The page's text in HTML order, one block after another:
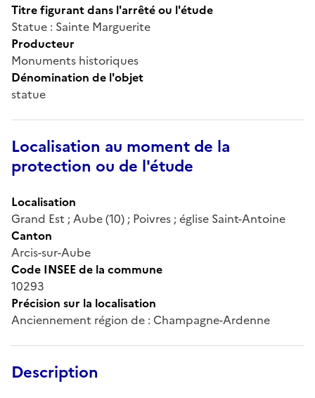
Titre figurant dans l'arrêté ou l'étude
Statue : Sainte Marguerite
Producteur
Monuments historiques
Dénomination de l'objet
statue
Localisation au moment de la
protection ou de l'étude
Localisation
Grand Est ; Aube (10) ; Poivres ; église Saint-Antoine
Canton
Arcis-sur-Aube
Code INSEE de la commune
10293
Précision sur la localisation
Anciennement région de : Champagne-Ardenne
Description